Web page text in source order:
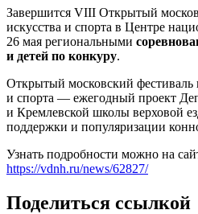
Завершится VIII Открытый
искусства и спорта в Центре
26 мая региональными
и детей по конкуру.
Открытый московский фестиваль
и спорта — ежегодный проект
и Кремлевской школы верховой
поддержки и популяризации
Узнать подробности можно на
https://vdnh.ru/news/62827/
Поделиться ссылкой